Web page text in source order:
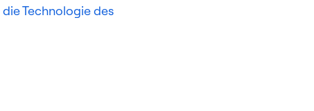
die Technologie des